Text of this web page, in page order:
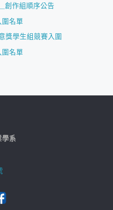
創作組順序公告
圍名單
獎學生組競賽入圍
圍名單
系